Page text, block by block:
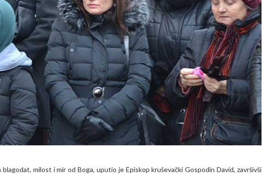
milost i mir od Boga, uputio je Episkop kruševački Gospodin David, završivši